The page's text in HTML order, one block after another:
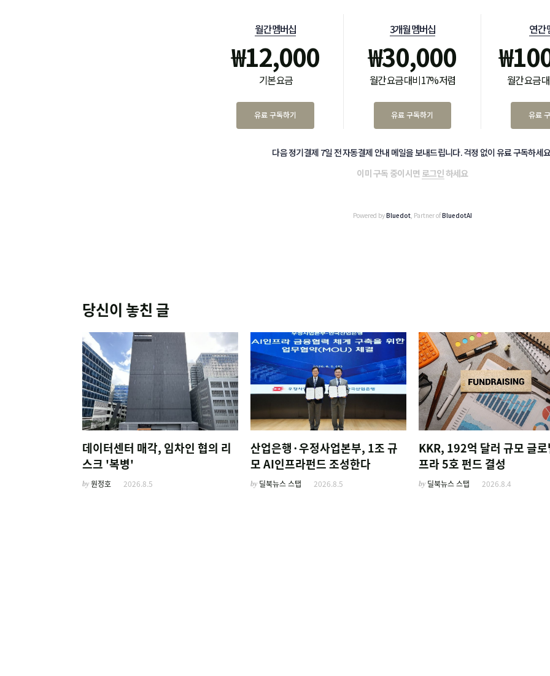
월간 멤버십
₩12,000
기본 요금
유료 구독하기
3개월 멤버십
₩30,000
월간 요금 대비 17% 저렴
유료 구독하기
연간
₩
월간 요금
유료
다음 정기결제 7일 전 자동결제 안내 메일을 보내드립니다. 걱정 없이 유료 구독하세
이미 구독 중이시면 로그인하세요
Powered byBluedot , Partner ofBluedotAI
당신이 놓친 글
데이터센터 매각, 임차인 협의 리
스크 '복병'
by원정호 2026.8.5
산업은행·우정사업본부, 1조 규
모 AI인프라펀드 조성한다
by 딜북뉴스 스탭 2026.8.5
KKR, 192억 달러 규모 글
프라 5호 펀드 결성
by 딜북뉴스 스탭 2026.8.4